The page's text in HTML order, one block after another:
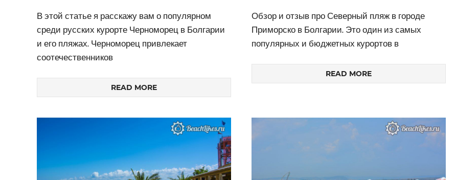
В этой статье я расскажу вам о популярном
среди русских курорте Черноморец в Болгарии
и его пляжах. Черноморец привлекает
соотечественников
READ MORE
Обзор и отзыв про Северный пляж в городе
Приморско в Болгарии. Это один из самых
популярных и бюджетных курортов в
READ MORE